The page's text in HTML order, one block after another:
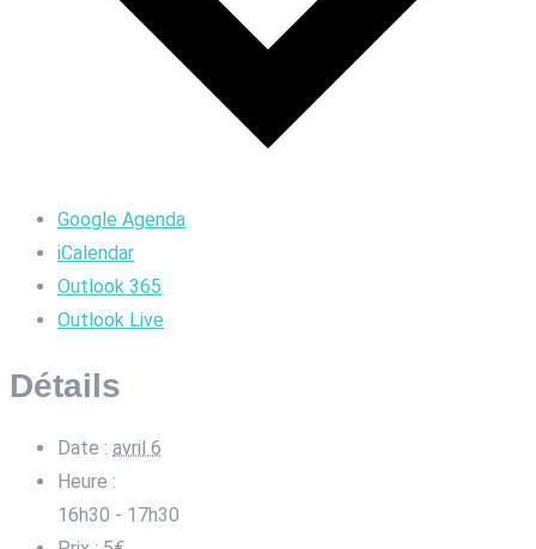
Google Agenda
iCalendar
Outlook 365
Outlook Live
Détails
Date : avril 6
Heure :
16h30 - 17h30